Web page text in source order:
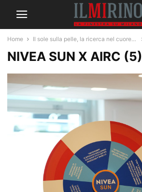
Home Il sole sulla pelle, la ricerca nel cuore…
NIVEA SUN X AIRC (5)